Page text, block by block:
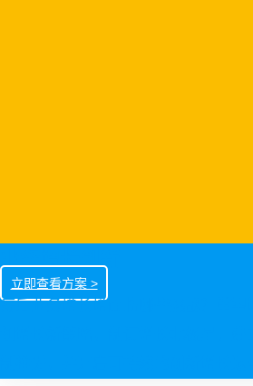
立即查看方案 >
疫后业务增长增面临哪些挑战？重塑